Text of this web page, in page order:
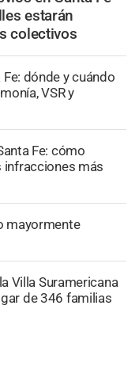
estarán
colectivos
dónde y cuándo
VSR y
Fe: cómo
infracciones más
mayormente
Villa Suramericana
de 346 familias